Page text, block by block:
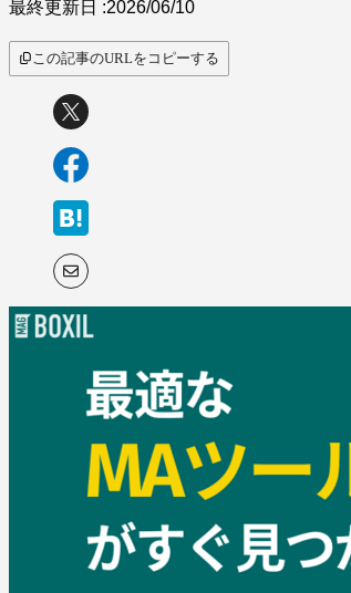
最終更新日 :2026/06/10
この記事のURLをコピーする